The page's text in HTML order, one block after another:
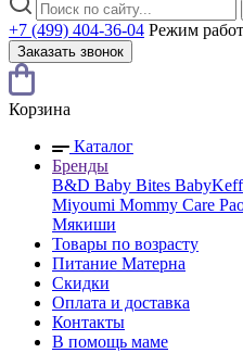
+7 (499) 404-36-04 Режим
Заказать звонок
Корзина
Каталог
Бренды
B&D Baby Bites BabyKeff
Miyoumi Mommy Care
Мякиши
Товары по возрасту
Питание Матерна
Скидки
Оплата и доставка
Контакты
В помощь маме